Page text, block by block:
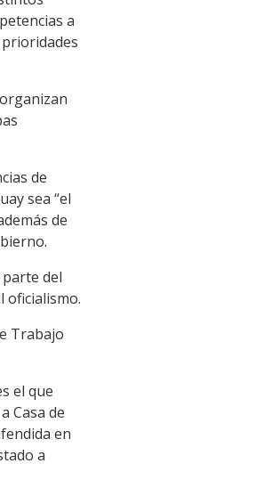
a
de
sea “el
de
del
oficialismo.
Trabajo
el que
Casa de
en
a